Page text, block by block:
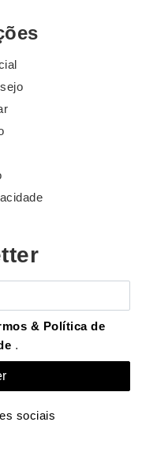
& Política de
.
sociais